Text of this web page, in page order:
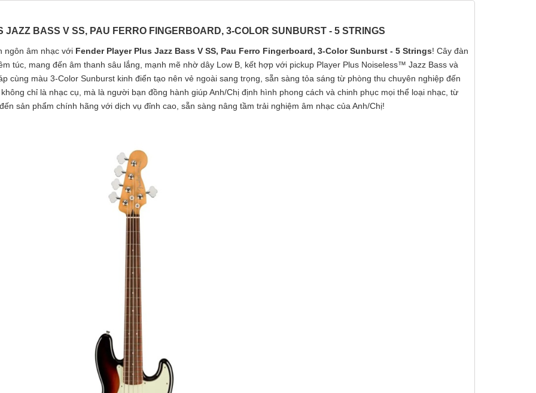
BASS V SS, PAU FERRO FINGERBOARD, 3-COLOR SUNBURST - 5 STRINGS
ngôn âm nhạc với Fender Player Plus Jazz Bass V SS, Pau Ferro Fingerboard, 3-Color Sunburst - 5 Strings! Cây đàn
túc, mang đến âm thanh sâu lắng, mạnh mẽ nhờ dây Low B, kết hợp với pickup Player Plus Noiseless™ Jazz Bass và
cùng màu 3-Color Sunburst kinh điển tạo nên vẻ ngoài sang trọng, sẵn sàng tỏa sáng từ phòng thu chuyên nghiệp đến
chỉ là nhạc cụ, mà là người bạn đồng hành giúp Anh/Chị định hình phong cách và chinh phục mọi thể loại nhạc, từ
sản phẩm chính hãng với dịch vụ đỉnh cao, sẵn sàng nâng tầm trải nghiệm âm nhạc của Anh/Chị!